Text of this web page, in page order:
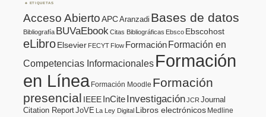
ETIQUETAS
Acceso AbiertoAPCAranzadi Bases de datos
Bibliografía BUVaEbookCitas Bibliográficas Ebsco Ebscohost
eLibroElsevier FECYT Flow FormaciónFormación en
Competencias Informacionales Formación
en Línea Formación Moodle Formación
presencial IEEE InCiteInvestigaciónJCR Journal
Citation ReportJoVE La Ley Digital Libros electrónicos Medline